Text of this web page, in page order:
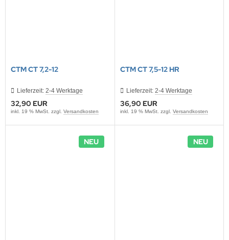
CTM CT 7,2-12
Lieferzeit: 2-4 Werktage
32,90 EUR
inkl. 19 % MwSt. zzgl. Versandkosten
CTM CT 7,5-12 HR
Lieferzeit: 2-4 Werktage
36,90 EUR
inkl. 19 % MwSt. zzgl. Versandkosten
NEU NEU